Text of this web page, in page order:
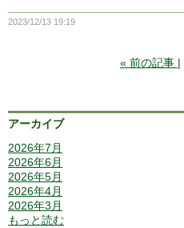
2023/12/13 19:19
« 前の記事
アーカイブ
2026年7月
2026年6月
2026年5月
2026年4月
2026年3月
もっと読む